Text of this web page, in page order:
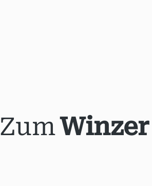
ZumWinzer